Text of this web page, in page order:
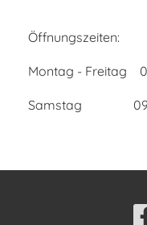
Öffnungszeiten:
Montag - Freitag
Samstag